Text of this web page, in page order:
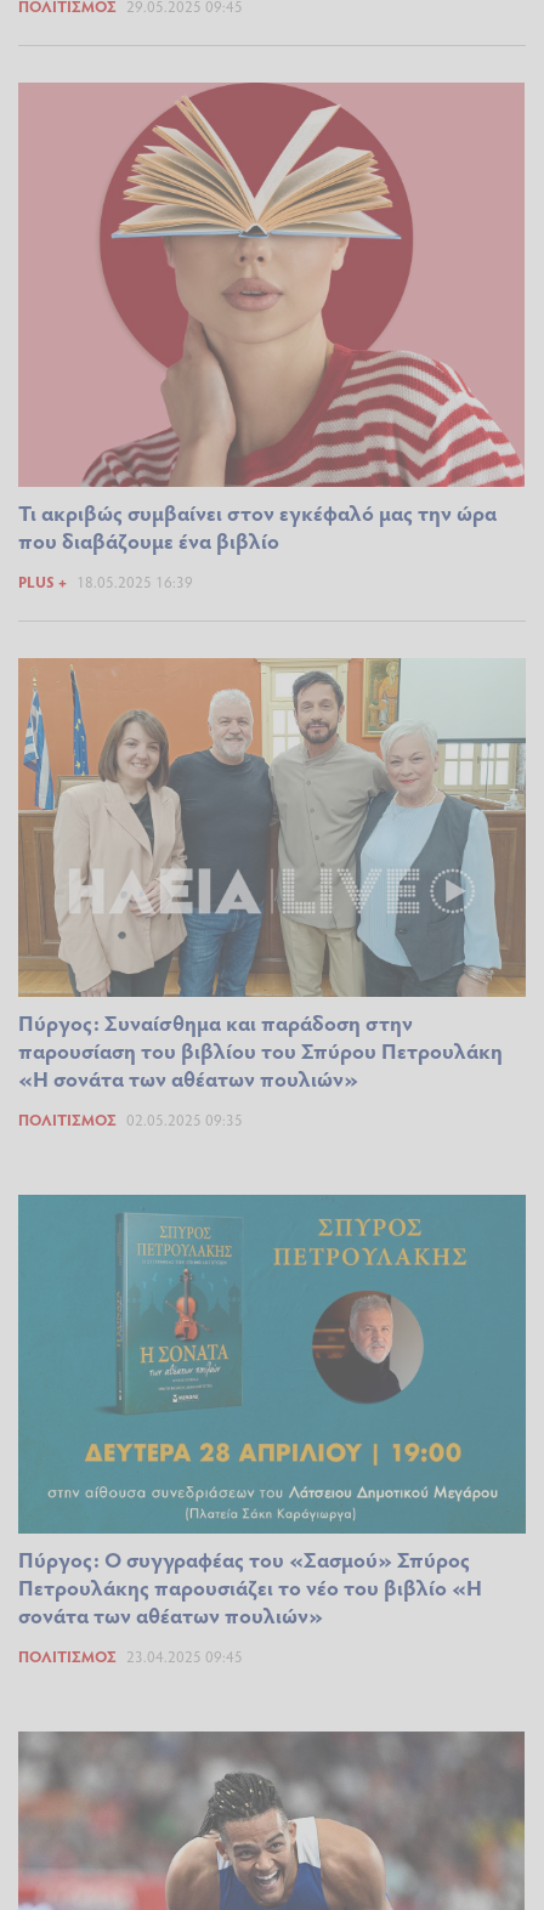
ΠΟΛΙΤΙΣΜΌΣ 29.05.2025 09:45
Τι ακριβώς συμβαίνει στον εγκέφαλό μας την ώρα
που διαβάζουμε ένα βιβλίο
PLUS + 18.05.2025 16:39
Πύργος: Συναίσθημα και παράδοση στην
παρουσίαση του βιβλίου του Σπύρου Πετρουλάκη
«Η σονάτα των αθέατων πουλιών»
ΠΟΛΙΤΙΣΜΌΣ 02.05.2025 09:35
Πύργος: Ο συγγραφέας του «Σασμού» Σπύρος
Πετρουλάκης παρουσιάζει το νέο του βιβλίο «Η
σονάτα των αθέατων πουλιών»
ΠΟΛΙΤΙΣΜΌΣ 23.04.2025 09:45